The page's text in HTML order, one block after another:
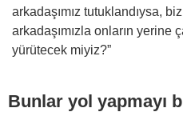
arkadaşımız tutuklandıysa,
arkadaşımızla onların yerine
yürütecek miyiz?”
Bunlar yol yapmayı